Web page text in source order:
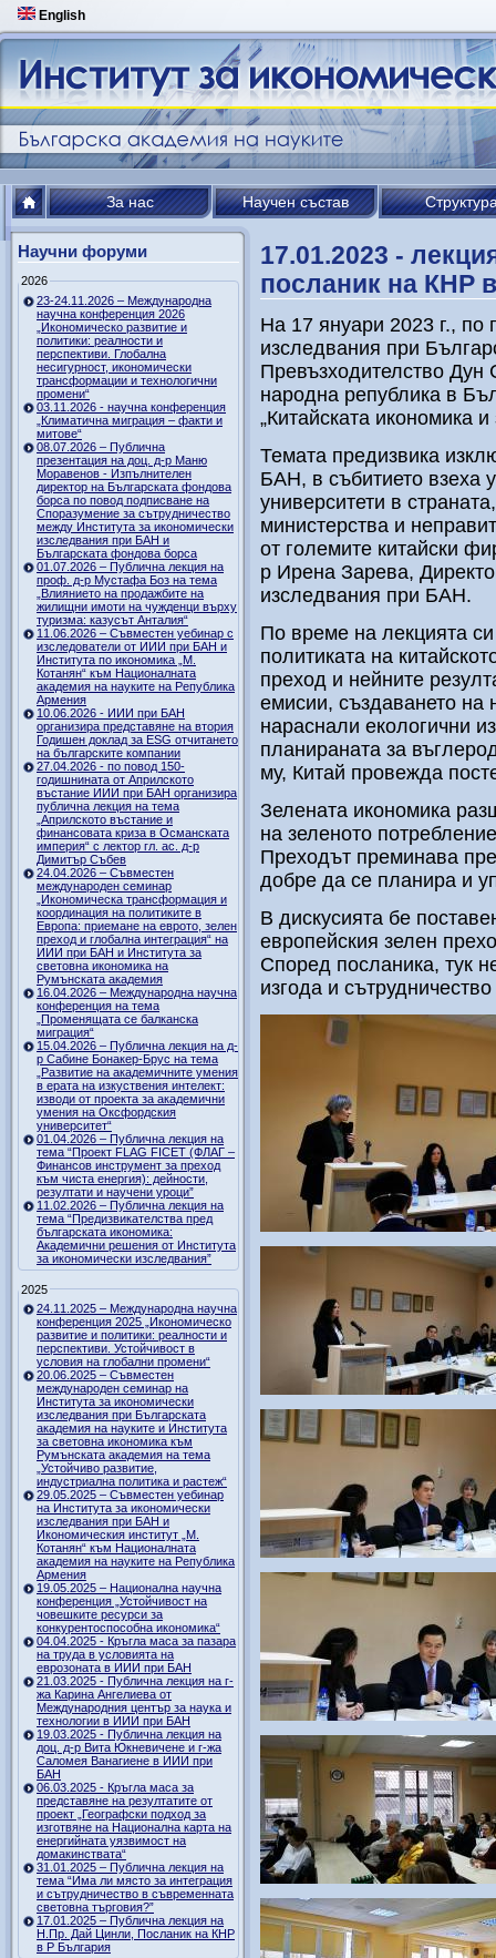
English
За нас Научен състав
Научни форуми
2026
23-24.11.2026 – Международна
научна конференция 2026
„Икономическо развитие и
политики: реалности и
перспективи. Глобална
несигурност, икономически
трансформации и технологични
промени“
03.11.2026 - научна конференция
„Климатична миграция – факти и
митове“
08.07.2026 – Публична
презентация на доц. д-р Маню
Моравенов - Изпълнителен
директор на Българската фондова
борса по повод подписване на
Споразумение за сътрудничество
между Института за икономически
изследвания при БАН и
Българската фондова борса
01.07.2026 – Публична лекция на
проф. д-р Мустафа Боз на тема
„Влиянието на продажбите на
жилищни имоти на чужденци върху
туризма: казусът Анталия“
11.06.2026 – Съвместен уебинар с
изследователи от ИИИ при БАН и
Института по икономика „М.
Котанян“ към Националната
академия на науките на Република
Армения
10.06.2026 - ИИИ при БАН
организира представяне на втория
Годишен доклад за ESG отчитането
на българските компании
27.04.2026 - по повод 150-
годишнината от Априлското
въстание ИИИ при БАН организира
публична лекция на тема
„Априлското въстание и
финансовата криза в Османската
империя“ с лектор гл. ас. д-р
Димитър Събев
24.04.2026 – Съвместен
международен семинар
„Икономическа трансформация и
координация на политиките в
Европа: приемане на еврото, зелен
преход и глобална интеграция“ на
ИИИ при БАН и Института за
световна икономика на
Румънската академия
16.04.2026 – Международна научна
конференция на тема
„Променящата се балканска
миграция“
15.04.2026 – Публична лекция на д-
р Сабине Бонакер-Брус на тема
„Развитие на академичните умения
в ерата на изкуствения интелект:
изводи от проекта за академични
умения на Оксфордския
университет“
01.04.2026 – Публична лекция на
тема “Проект FLAG FICET (ФЛАГ –
Финансов инструмент за преход
към чиста енергия): дейности,
резултати и научени уроци”
11.02.2026 – Публична лекция на
тема “Предизвикателства пред
българската икономика:
Академични решения от Института
за икономически изследвания”
2025
24.11.2025 – Международна научна
конференция 2025 „Икономическо
развитие и политики: реалности и
перспективи. Устойчивост в
условия на глобални промени“
20.06.2025 – Съвместен
международен семинар на
Института за икономически
изследвания при Българската
академия на науките и Института
за световна икономика към
Румънската академия на тема
„Устойчиво развитие,
индустриална политика и растеж“
29.05.2025 – Съвместен уебинар
на Института за икономически
изследвания при БАН и
Икономическия институт „М.
Котанян“ към Националната
академия на науките на Република
Армения
19.05.2025 – Национална научна
конференция „Устойчивост на
човешките ресурси за
конкурентоспособна икономика“
04.04.2025 - Кръгла маса за пазара
на труда в условията на
еврозоната в ИИИ при БАН
21.03.2025 - Публична лекция на г-
жа Карина Ангелиева от
Международния център за наука и
технологии в ИИИ при БАН
19.03.2025 - Публична лекция на
доц. д-р Вита Юкневичене и г-жа
Саломея Ванагиене в ИИИ при
БАН
06.03.2025 - Кръгла маса за
представяне на резултатите от
проект „Географски подход за
изготвяне на Национална карта на
енергийната уязвимост на
домакинствата“
31.01.2025 – Публична лекция на
тема “Има ли място за интеграция
и сътрудничество в съвременната
световна търговия?”
17.01.2025 – Публична лекция на
Н.Пр. Дай Цинли, Посланик на КНР
в Р България
17.01.2023 -
посланик на КНР
На 17 януари 2023 г., по
изследвания при
Превъзходителство Дун
народна република в
„Китайската икономика
Темата предизвика
БАН, в събитието взеха
университети в
министерства и
от големите китайски
р Ирена Зарева,
изследвания при БАН.
По време на лекцията
политиката на
преход и нейните
емисии, създаването на
нараснали екологични
планираната за
му, Китай провежда
Зелената икономика
на зеленото
Преходът преминава
добре да се планира и
В дискусията бе
европейския зелен
Според посланика, тук
изгода и